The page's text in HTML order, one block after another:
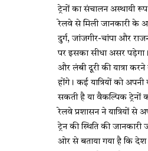
ट्रेनों का संचालन अस्थायी
रेलवे से मिली जानकारी के
दुर्ग, जांजगीर-चांपा और
पर इसका सीधा असर
और लंबी दूरी की यात्रा करने
होंगे। कई यात्रियों को अपनी
सकती है या वैकल्पिक ट्रेनों
रेलवे प्रशासन ने यात्रियों से
ट्रेन की स्थिति की जानकारी
ओर से बताया गया है कि